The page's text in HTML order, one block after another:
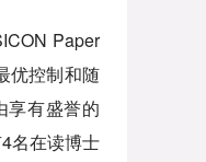
Paper
优控制和随
享有盛誉的
名在读博士